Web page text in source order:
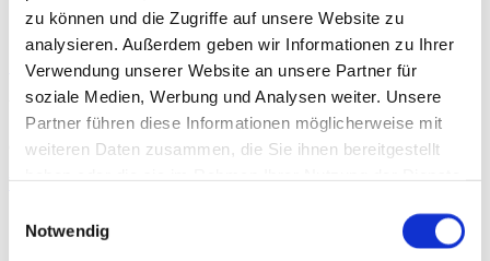
zu können und die Zugriffe auf unsere Website zu
analysieren. Außerdem geben wir Informationen zu Ihrer
Verwendung unserer Website an unsere Partner für
soziale Medien, Werbung und Analysen weiter. Unsere
Partner führen diese Informationen möglicherweise mit
weiteren Daten zusammen, die Sie ihnen bereitgestellt
Notwendig
Sehnen­regeneration
Wenn man über Regenerative Medizin im Allgemeinen und
Stammzellen im Besonderen spricht, ist es notwendig, zumindest
einige Aspekte der Physiologie dieser Zellen zu klären. Viele
Weiterlesen »